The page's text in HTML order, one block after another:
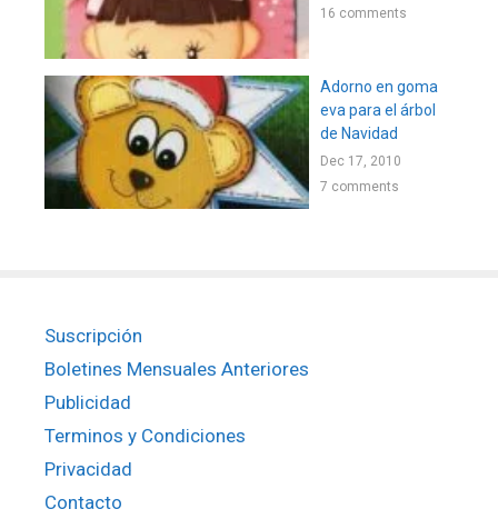
16 comments
Adorno en goma
eva para el árbol
de Navidad
Dec 17, 2010
7 comments
Suscripción
Boletines Mensuales Anteriores
Publicidad
Terminos y Condiciones
Privacidad
Contacto